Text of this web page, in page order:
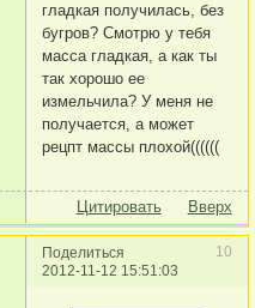
гладкая получилась, без
бугров? Смотрю у тебя
масса гладкая, а как ты
так хорошо ее
измельчила? У меня не
получается, а может
рецпт массы плохой((((((
Цитировать Вверх
Поделиться
10
2012-11-12 15:51:03